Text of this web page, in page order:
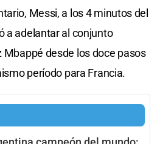
Messi, a los 4 minutos del
a adelantar al conjunto
Mbappé desde los doce pasos
período para Francia.